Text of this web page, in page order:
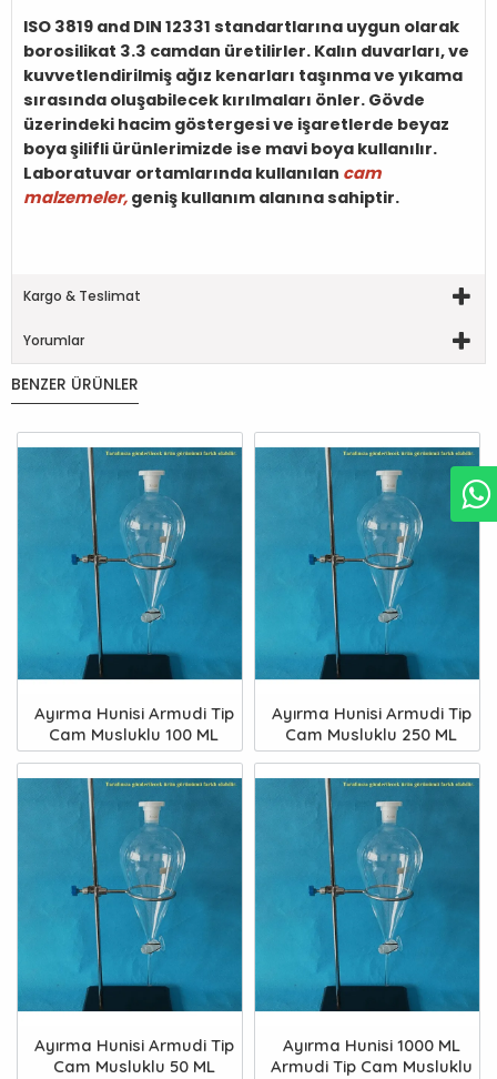
BENZER ÜRÜNLER
Ayırma Hunisi Armudi Tip
Cam Musluklu 100 ML
Ayırma Hunisi Armudi Tip
Cam Musluklu 250 ML
Ayırma Hunisi Armudi Tip
Cam Musluklu 50 ML
Ayırma Hunisi 1000 ML
Armudi Tip Cam Musluklu
ISO 3819 and DIN 12331 standartlarına uygun olarak
borosilikat 3.3 camdan üretilirler. Kalın duvarları, ve
kuvvetlendirilmiş ağız kenarları taşınma ve yıkama
sırasında oluşabilecek kırılmaları önler. Gövde
üzerindeki hacim göstergesi ve işaretlerde beyaz
boya şilifli ürünlerimizde ise mavi boya kullanılır.
Laboratuvar ortamlarında kullanılan cam
malzemeler, geniş kullanım alanına sahiptir.
Kargo & Teslimat
Yorumlar